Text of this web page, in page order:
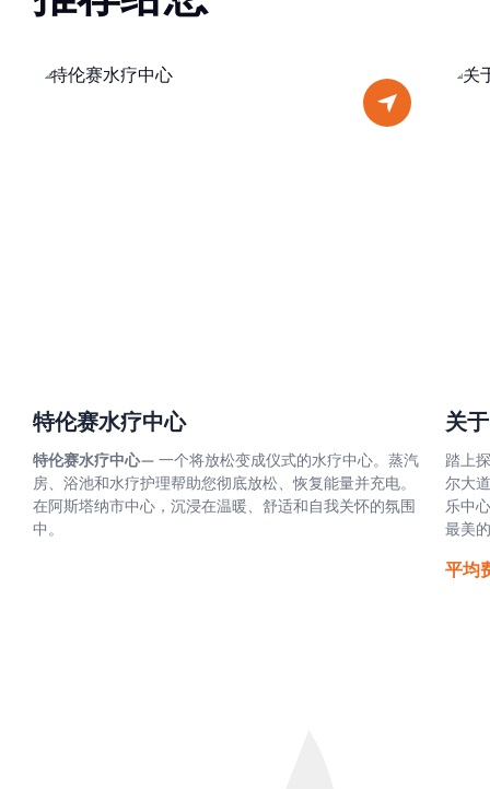
特伦赛水疗中心
特伦赛水疗中心— 一个将放松变成仪式的水疗中心。蒸汽
房、浴池和水疗护理帮助您彻底放松、恢复能量并充电。
在阿斯塔纳市中心，沉浸在温暖、舒适和自我关怀的氛围
中。
关
踏上
尔大
乐中
最美
平均